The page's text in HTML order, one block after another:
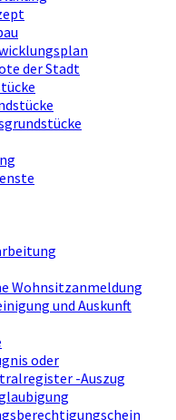
der Stadt
Wohnsitzanmeldung
und Auskunft
oder
-Auszug